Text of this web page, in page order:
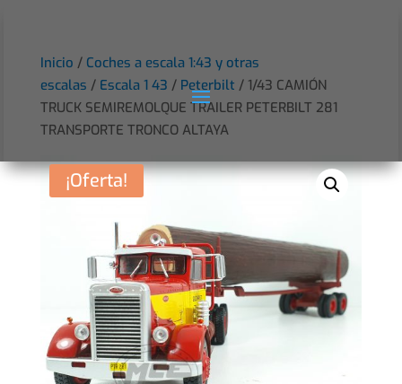
Inicio / Coches a escala 1:43 y otras
escalas / Escala 1 43 / Peterbilt / 1/43 CAMIÓN
TRUCK SEMIREMOLQUE TRAILER PETERBILT 281
TRANSPORTE TRONCO ALTAYA
¡Oferta!